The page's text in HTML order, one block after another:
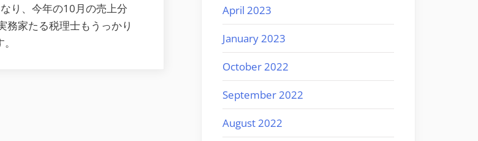
バ
ー
り、今年の10月の売上分
務家たる税理士もうっかり
。
April 2023
January 2023
October 2022
September 2022
August 2022